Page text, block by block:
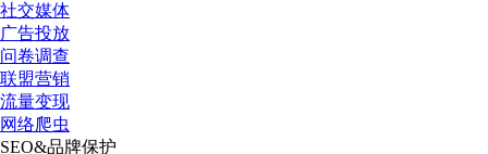
社交媒体
广告投放
问卷调查
联盟营销
流量变现
网络爬虫
SEO&品牌保护